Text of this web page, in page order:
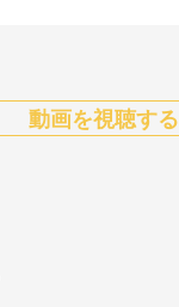
動画を視聴する